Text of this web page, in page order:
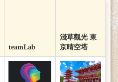
teamLab
淺草觀光 東
京晴空塔